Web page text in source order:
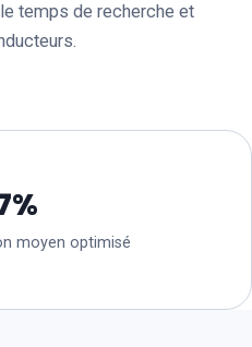
temps de recherche et
moyen optimisé